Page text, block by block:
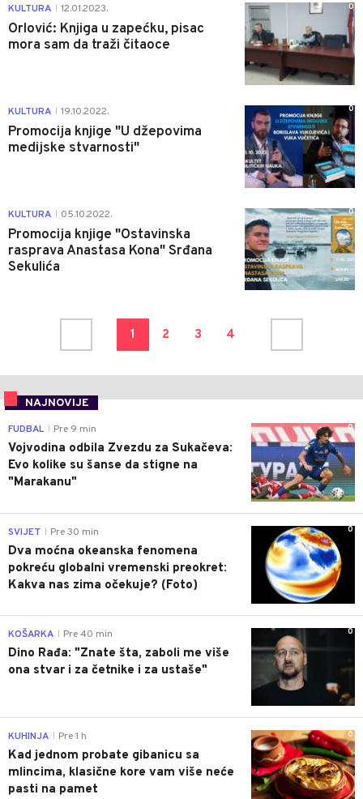
KULTURA 12.01.2023.
Orlović: Knjiga u zapećku, pisac
mora sam da traži čitaoce
0
KULTURA 19.10.2022.
Promocija knjige "U džepovima
medijske stvarnosti"
0
KULTURA 05.10.2022.
Promocija knjige "Ostavinska
rasprava Anastasa Kona" Srđana
Sekulića
0
1 2 3 4
NAJNOVIJE
0
FUDBAL Pre 9 min
Vojvodina odbila Zvezdu za Sukačeva:
Evo kolike su šanse da stigne na
"Marakanu"
0
SVIJET Pre 30 min
Dva moćna okeanska fenomena
pokreću globalni vremenski preokret:
Kakva nas zima očekuje? (Foto)
0
KOŠARKA Pre 40 min
Dino Rađa: "Znate šta, zaboli me više
ona stvar i za četnike i za ustaše"
0
KUHINJA Pre 1 h
Kad jednom probate gibanicu sa
mlincima, klasične kore vam više neće
pasti na pamet